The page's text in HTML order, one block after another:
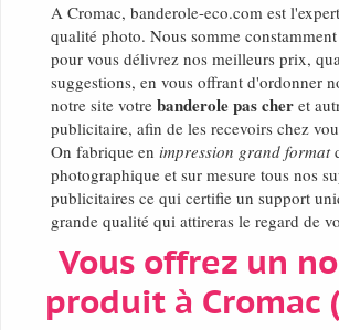
A Cromac, banderole-eco.com est
qualité photo. Nous somme
pour vous délivrez nos meilleurs prix,
suggestions, en vous offrant d'ordonner
notre site votre banderole pas cher et
publicitaire, afin de les recevoirs chez
On fabrique en impression grand format
photographique et sur mesure tous nos
publicitaires ce qui certifie un support
grande qualité qui attireras le regard de
Vous offrez un
produit à Cromac